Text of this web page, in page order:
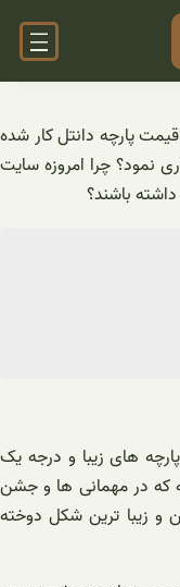
پارچه دانتل کار شده
نمود؟ چرا امروزه سایت
باشند؟
های زیبا و درجه یک
که در مهمانی ها و جشن
و زیبا ترین شکل دوخته